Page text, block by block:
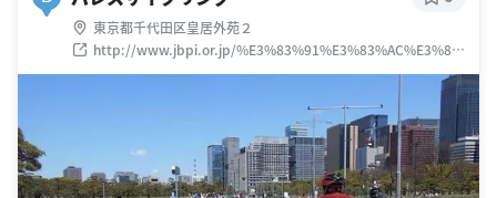
東京都千代田区皇居外苑２
http://www.jbpi.or.jp/%E3%83%91%E3%83%AC%E3%82
%B9%E3%82%B5%E3%82%A4%E3%82%AF%E3%83%AA